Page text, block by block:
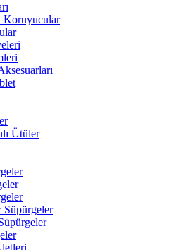
Koruyucular
Ütüler
Süpürgeler